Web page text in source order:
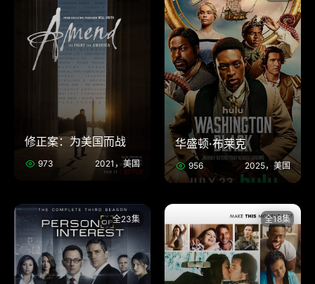
修正案：为美国而战
973 2021，美国
华盛顿·布莱克
956 2025，美国
全23集 全18集